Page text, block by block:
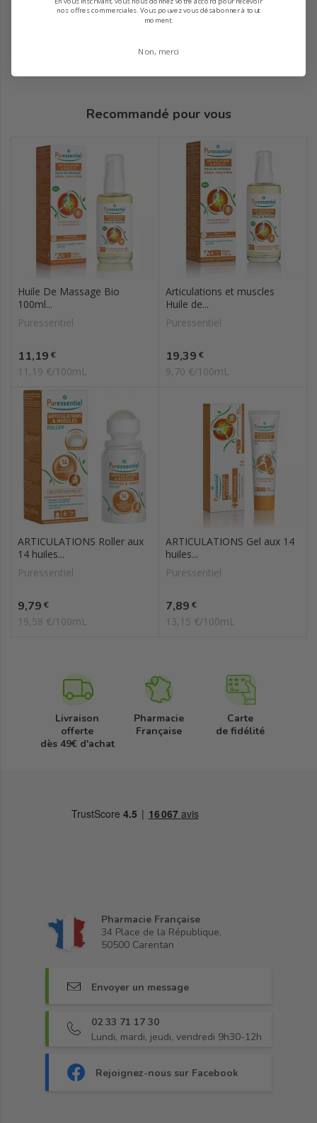
Recommandé pour vous
Huile De Massage Bio
100ml...
Puressentiel
Prix
11,19 €
11,19 €/100mL
Articulations et muscles
Huile de...
Puressentiel
Prix
19,39 €
9,70 €/100mL
ARTICULATIONS Roller aux
14 huiles...
Puressentiel
Prix
9,79 €
19,58 €/100mL
ARTICULATIONS Gel aux 14
huiles...
Puressentiel
Prix
7,89 €
13,15 €/100mL
Livraison
offerte
dès 49€ d'achat
Pharmacie
Française
Carte
de fidélité
Pharmacie Française
34 Place de la République,
50500 Carentan
Envoyer un message
02 33 71 17 30
Lundi, mardi, jeudi, vendredi 9h30-12h
Rejoignez-nous sur Facebook
nos offres commerciales. Vous pouvez vous désabonner à tout
moment.
Non, merci